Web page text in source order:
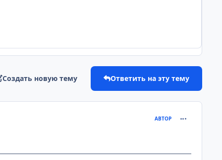
Создать новую тему Ответить на эту тему
АВТОР